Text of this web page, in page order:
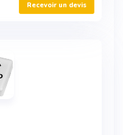
Recevoir un devis